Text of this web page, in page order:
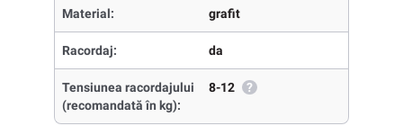
Material: grafit
Racordaj: da
Tensiunea racordajului
(recomandată în kg):
8-12 ?